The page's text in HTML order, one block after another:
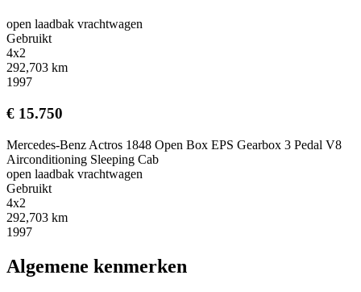
open laadbak vrachtwagen
Gebruikt
4x2
292,703 km
1997
€ 15.750
Mercedes-Benz Actros 1848 Open Box EPS Gearbox 3 Pedal V8
Airconditioning Sleeping Cab
open laadbak vrachtwagen
Gebruikt
4x2
292,703 km
1997
Algemene kenmerken